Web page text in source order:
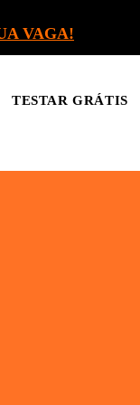
VAGA!
TESTAR GRÁTIS